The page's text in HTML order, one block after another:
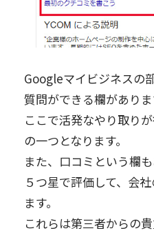
Googleマイビジネスの
質問ができる欄がありま
ここで活発なやり取り
の一つとなります。
また、口コミという欄も
５つ星で評価して、会
ます。
これらは第三者からの